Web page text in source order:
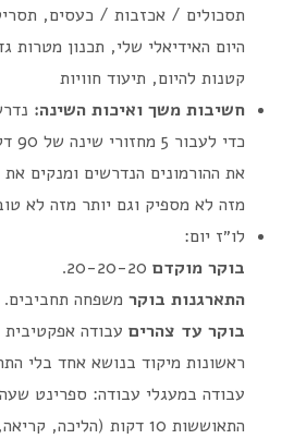
תסכולים / אכזבות / כעסים,
היום האידיאלי שלי, תכנון מטרות
קטנות להיום, תיעוד חוויות
חשיבות משך ואיכות השינה:
כדי
את ההורמונים הנדרשים ומנקים
מזה לא מספיק וגם יותר מזה לא
לו״ז יום:
בוקר מוקדם20-20-20.
התארגנות בוקרמשפחה תחביבים.
בוקר עד צהרים
ראשונות מיקוד בנושא אחד בלי
עבודה במעגלי עבודה: ספרינט
התאוששות 10 דקות (הליכה,